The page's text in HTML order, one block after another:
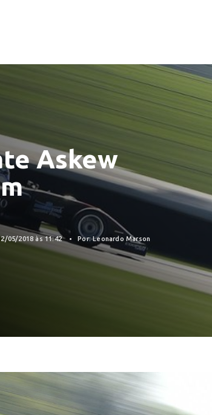
Askew
05/2018 às 11:42 Por: Leonardo Marson